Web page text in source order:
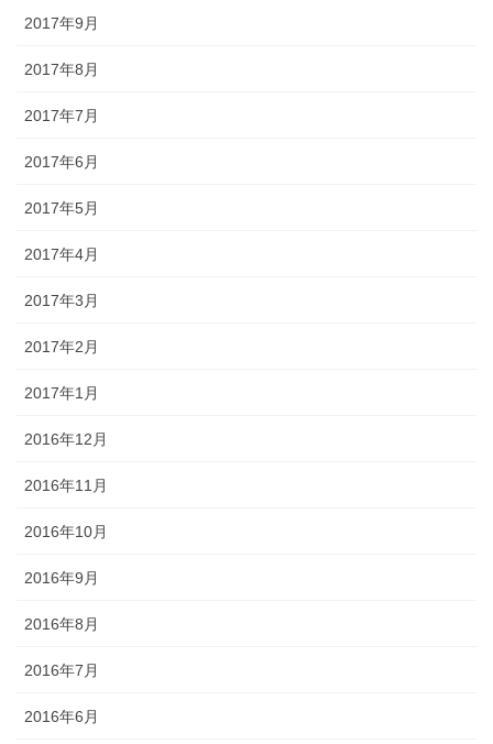
2017年9月
2017年8月
2017年7月
2017年6月
2017年5月
2017年4月
2017年3月
2017年2月
2017年1月
2016年12月
2016年11月
2016年10月
2016年9月
2016年8月
2016年7月
2016年6月